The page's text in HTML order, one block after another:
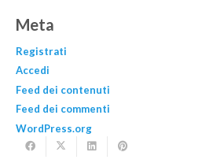
Meta
Registrati
Accedi
Feed dei contenuti
Feed dei commenti
WordPress.org